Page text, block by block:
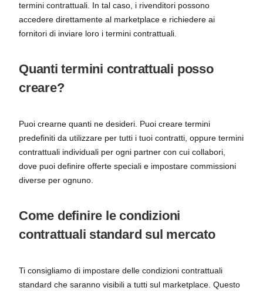
termini contrattuali. In tal caso, i rivenditori possono
accedere direttamente al marketplace e richiedere ai
fornitori di inviare loro i termini contrattuali.
Quanti termini contrattuali posso
creare?
Puoi crearne quanti ne desideri. Puoi creare termini
predefiniti da utilizzare per tutti i tuoi contratti, oppure termini
contrattuali individuali per ogni partner con cui collabori,
dove puoi definire offerte speciali e impostare commissioni
diverse per ognuno.
Come definire le condizioni
contrattuali standard sul mercato
Ti consigliamo di impostare delle condizioni contrattuali
standard che saranno visibili a tutti sul marketplace. Questo